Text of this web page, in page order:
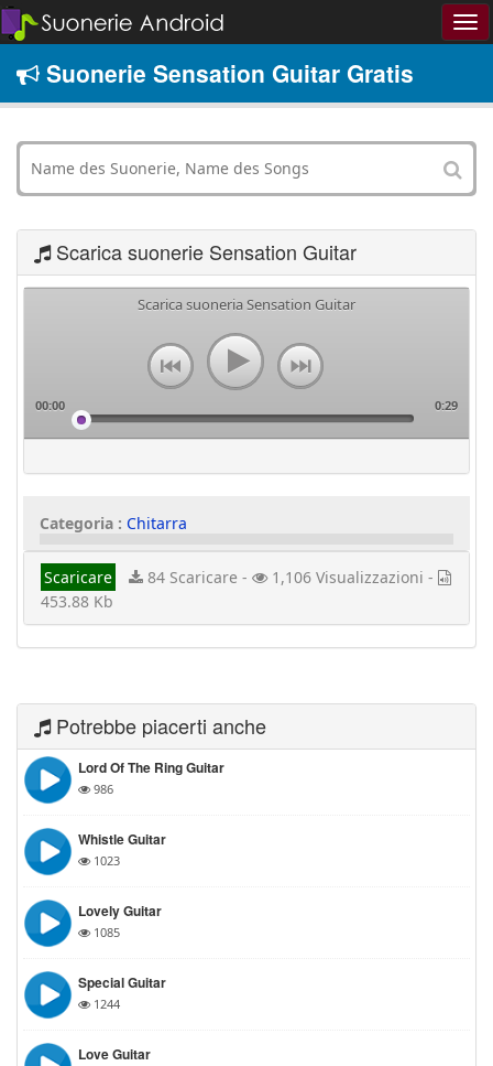
Suonerie Sensation Guitar Gratis
Scarica suonerie Sensation Guitar
Scarica suoneria Sensation Guitar
00:00 0:29
Categoria : Chitarra
Scaricare 84 Scaricare -
1,106 Visualizzazioni -
453.88 Kb
Potrebbe piacerti anche
Lord Of The Ring Guitar
986
Whistle Guitar
1023
Lovely Guitar
1085
Special Guitar
1244
Love Guitar